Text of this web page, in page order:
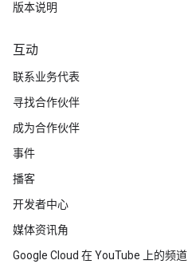
版本说明
互动
联系业务代表
寻找合作伙伴
成为合作伙伴
事件
播客
开发者中心
媒体资讯角
Google Cloud 在 YouTube 上的频道